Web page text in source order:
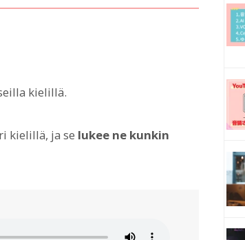
kielillä.
kielillä, ja se lukee ne kunkin